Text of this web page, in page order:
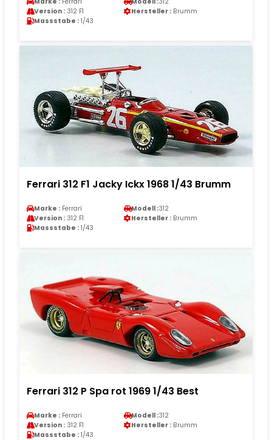
Version : 312 F1 Hersteller : Brumm
Massstabe : 1/43
Ferrari 312 F1 Jacky Ickx 1968 1/43 Brumm
Marke : Ferrari Modell :312
Version : 312 F1 Hersteller : Brumm
Massstabe : 1/43
Ferrari 312 P Spa rot 1969 1/43 Best
Marke : Ferrari Modell :312
Version : 312 F1 Hersteller : Brumm
Massstabe : 1/43